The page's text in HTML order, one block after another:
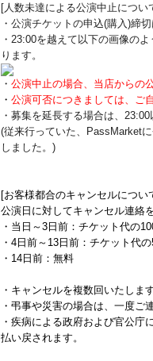
[人数未達による公演中止につい
・公演チケットの申込(購入)締
・23:00を越えて以下の画像の
ります。
・ 公演中止の場合、当店からの
・ 公演可否につきましては、ご
・募集を延長する場合は、
(従来行っていた、PassMarket
しました。)
[お客様都合のキャンセルについ
公演日に対してキャンセル連絡
・当日～3日前：チケット代の
・4日前～13日前：チケット代
・14日前：無料
・キャンセルを複数回いたしま
・弔事や災害の場合は、一度ご
・疾病による政府および官公庁
払い戻されます。